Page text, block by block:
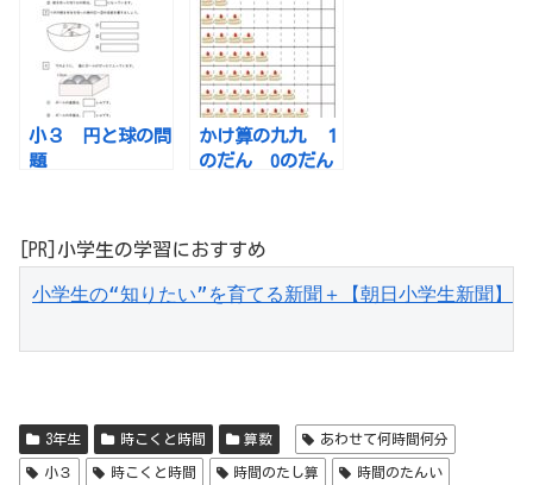
小３ 円と球の問
題
かけ算の九九 １
のだん 0のだん
[PR]小学生の学習におすすめ
小学生の“知りたい”を育てる新聞＋【朝日小学生新聞】
3年生 時こくと時間 算数 あわせて何時間何分
小３ 時こくと時間 時間のたし算 時間のたんい